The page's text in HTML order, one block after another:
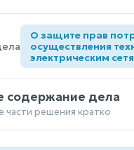
О защите прав
осуществления
электрическим
содержание дела
части решения кратко